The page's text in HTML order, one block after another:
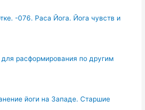
-076. Раса Йога. Йога чувств и
для расформирования по другим
йоги на Западе. Старшие